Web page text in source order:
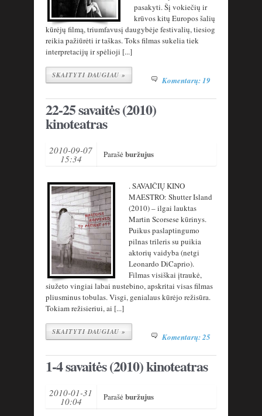
pasakyti. Šį vokiečių ir
krūvos kitų Europos šalių
kūrėjų filmą, triumfavusį daugybėje festivalių, tiesiog
reikia pažiūrėti ir taškas. Toks filmas sukelia tiek
interpretacijų ir spėlioji [...]
SKAITYTI DAUGIAU » Komentarų: 19
22-25 savaitės (2010)
kinoteatras
2010-09-07
15:34 Parašėburžujus
. SAVAIČIŲ KINO
MAESTRO: Shutter Island
(2010) – ilgai lauktas
Martin Scorsese kūrinys.
Puikus paslaptingumo
pilnas trileris su puikia
aktorių vaidyba (netgi
Leonardo DiCaprio).
Filmas visiškai įtraukė,
siužeto vingiai labai nustebino, apskritai visas filmas
pliusminus tobulas. Visgi, genialaus kūrėjo režisūra.
Tokiam režisieriui, ai [...]
SKAITYTI DAUGIAU » Komentarų: 25
1-4 savaitės (2010) kinoteatras
2010-01-31
10:04 Parašėburžujus